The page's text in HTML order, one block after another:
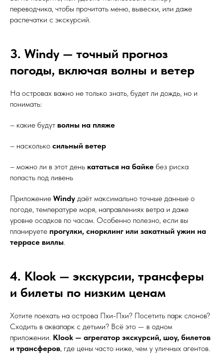
переводчика, чтобы прочитать меню, вывески, или даже
распечатки с экскурсий.
3. Windy — точный прогноз
погоды, включая волны и ветер
На островах важно не только знать, будет ли дождь, но и
понимать:
– какие будут волны на пляже
– насколько сильный ветер
– можно ли в этот день кататься на байке без риска
попасть под ливень
Приложение Windy даёт максимально точные данные о
погоде, температуре моря, направлениях ветра и даже
уровне осадков по часам. Особенно полезно, если вы
планируете прогулки, снорклинг или закатный ужин на
террасе виллы.
4. Klook — экскурсии, трансферы
и билеты по низким ценам
Хотите поехать на острова Пхи-Пхи? Посетить парк слонов?
Сходить в аквапарк с детьми? Всё это — в одном
приложении. Klook — агрегатор экскурсий, шоу, билетов
и трансферов, где цены часто ниже, чем у уличных агентов.